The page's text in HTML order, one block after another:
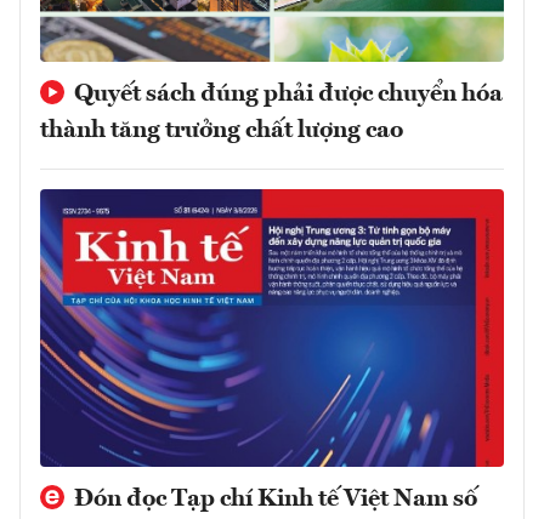
Quyết sách đúng phải được chuyển hóa
thành tăng trưởng chất lượng cao
Đón đọc Tạp chí Kinh tế Việt Nam số